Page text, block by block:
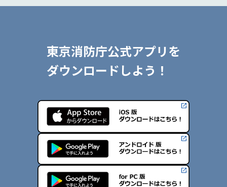
東京消防庁公式アプリを
ダウンロードしよう！